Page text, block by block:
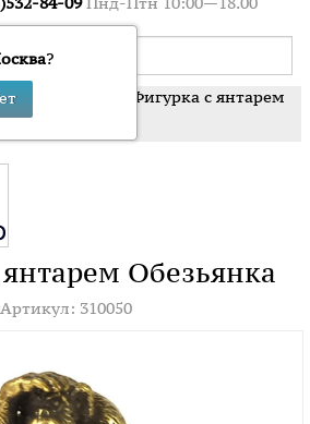
?
- разное
Фигурка с янтарем
Обезьянка
Обезьянка
Артикул: 310050